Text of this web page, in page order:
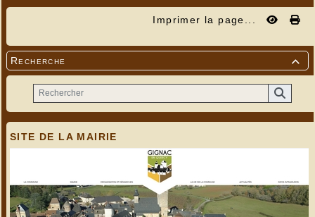
Imprimer la page...

Recherche
SITE DE LA MAIRIE